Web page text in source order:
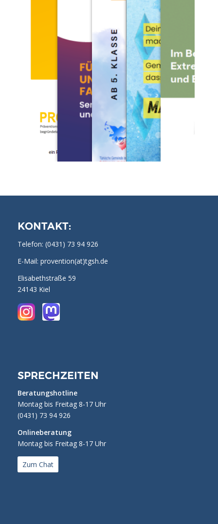
KONTAKT:
Telefon: (0431) 73 94 926
E-Mail: provention(at)tgsh.de
Elisabethstraße 59
24143 Kiel
SPRECHZEITEN
Beratungshotline
Montag bis Freitag 8-17 Uhr
(0431) 73 94 926
Onlineberatung
Montag bis Freitag 8-17 Uhr
Zum Chat